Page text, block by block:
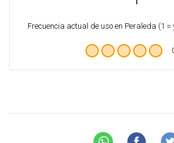
Frecuencia actual de uso en Peraleda (1 =